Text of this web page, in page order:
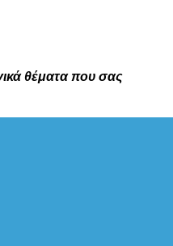
θέματα που σας